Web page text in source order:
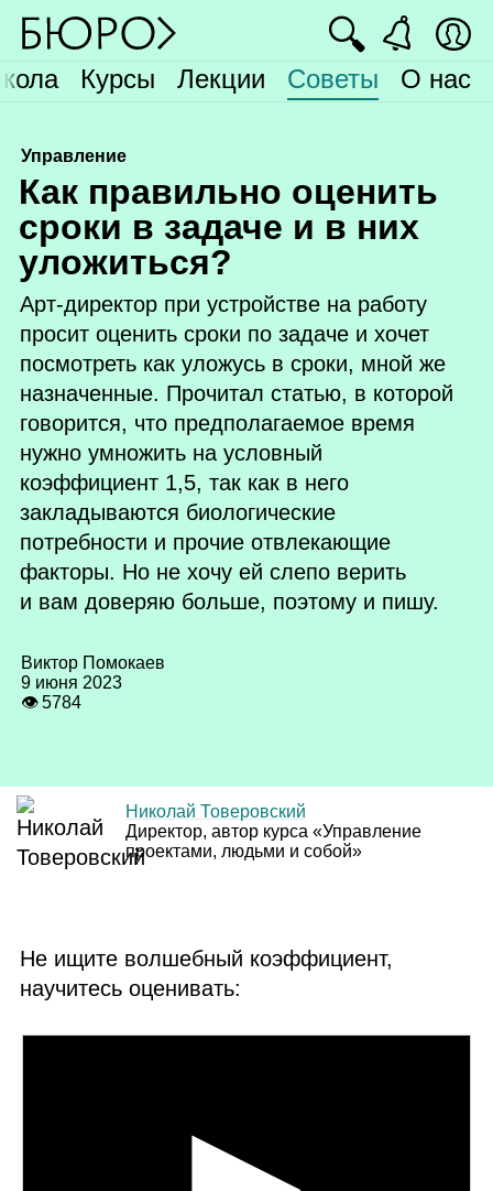
Курсы Лекции Советы О нас
🔍
Управление
Как правильно оценить
сроки в задаче и в них
уложиться?
Арт‑директор при устройстве на работу
просит оценить сроки по задаче и хочет
посмотреть как уложусь в сроки, мной же
назначенные. Прочитал статью, в которой
говорится, что предполагаемое время
нужно умножить на условный
коэффициент 1,5, так как в него
закладываются биологические
потребности и прочие отвлекающие
факторы. Но не хочу ей слепо верить
и вам доверяю больше, поэтому и пишу.
Виктор Помокаев
9 июня 2023
👁 5784
Николай Товеровский
Директор, автор курса «Управление
проектами, людьми и собой»
Не ищите волшебный коэффициент,
научитесь оценивать: